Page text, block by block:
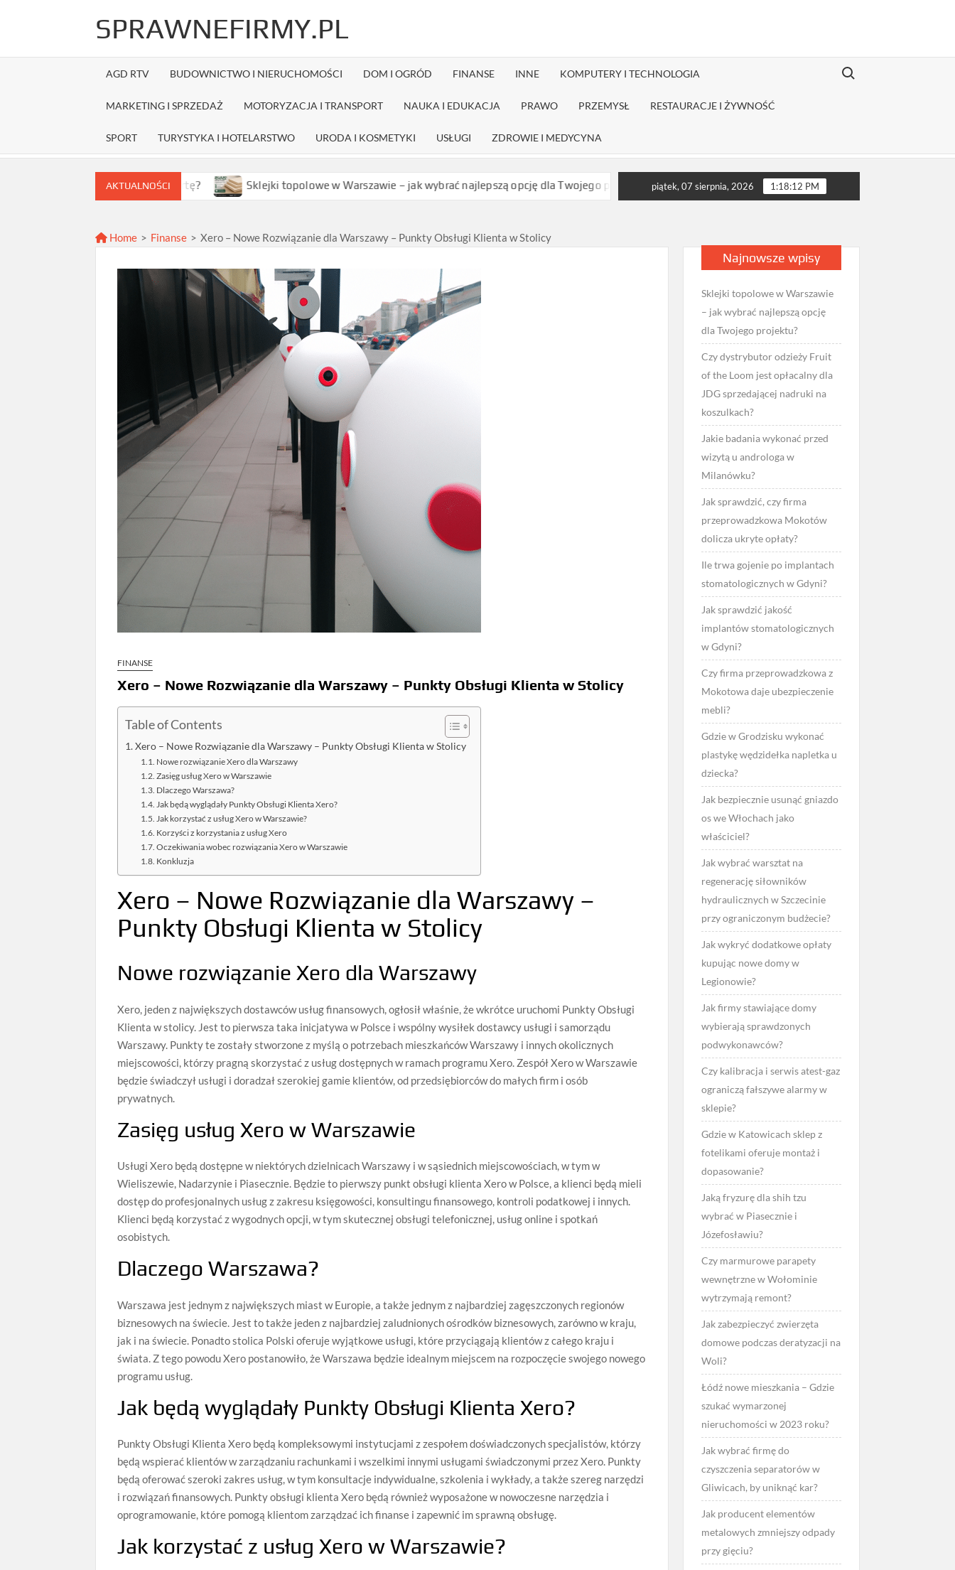
SPRAWNEFIRMY.PL
AGD RTV BUDOWNICTWO I NIERUCHOMOŚCI DOM I OGRÓD FINANSE INNE KOMPUTERY I TECHNOLOGIA
MARKETING I SPRZEDAŻ MOTORYZACJA I TRANSPORT NAUKA I EDUKACJA PRAWO PRZEMYSŁ RESTAURACJE I ŻYWNOŚĆ
SPORT TURYSTYKA I HOTELARSTWO URODA I KOSMETYKI USŁUGI ZDROWIE I MEDYCYNA
Search for:
AKTUALNOŚCI
wybrać najlepszą ofertę? Sklejki topolowe w Warszawie – jak wybrać najlepszą opcję dla Twojego projektu? Czy dystrybutor odzieży Fruit of the Loom jest opłacalny dla JDG
piątek, 07 sierpnia, 2026 1:18:13 PM
Home > Finanse > Xero – Nowe Rozwiązanie dla Warszawy – Punkty Obsługi Klienta w Stolicy
FINANSE
Xero – Nowe Rozwiązanie dla Warszawy – Punkty Obsługi Klienta w Stolicy
Table of Contents
Xero – Nowe Rozwiązanie dla Warszawy – Punkty Obsługi Klienta w Stolicy
Nowe rozwiązanie Xero dla Warszawy
Zasięg usług Xero w Warszawie
Dlaczego Warszawa?
Jak będą wyglądały Punkty Obsługi Klienta Xero?
Jak korzystać z usług Xero w Warszawie?
Korzyści z korzystania z usług Xero
Oczekiwania wobec rozwiązania Xero w Warszawie
Konkluzja
Xero – Nowe Rozwiązanie dla Warszawy –
Punkty Obsługi Klienta w Stolicy
Nowe rozwiązanie Xero dla Warszawy
Xero, jeden z największych dostawców usług finansowych, ogłosił właśnie, że wkrótce uruchomi Punkty Obsługi
Klienta w stolicy. Jest to pierwsza taka inicjatywa w Polsce i wspólny wysiłek dostawcy usługi i samorządu
Warszawy. Punkty te zostały stworzone z myślą o potrzebach mieszkańców Warszawy i innych okolicznych
miejscowości, którzy pragną skorzystać z usług dostępnych w ramach programu Xero. Zespół Xero w Warszawie
będzie świadczył usługi i doradzał szerokiej gamie klientów, od przedsiębiorców do małych firm i osób
prywatnych.
Zasięg usług Xero w Warszawie
Usługi Xero będą dostępne w niektórych dzielnicach Warszawy i w sąsiednich miejscowościach, w tym w
Wieliszewie, Nadarzynie i Piasecznie. Będzie to pierwszy punkt obsługi klienta Xero w Polsce, a klienci będą mieli
dostęp do profesjonalnych usług z zakresu księgowości, konsultingu finansowego, kontroli podatkowej i innych.
Klienci będą korzystać z wygodnych opcji, w tym skutecznej obsługi telefonicznej, usług online i spotkań
osobistych.
Dlaczego Warszawa?
Warszawa jest jednym z największych miast w Europie, a także jednym z najbardziej zagęszczonych regionów
biznesowych na świecie. Jest to także jeden z najbardziej zaludnionych ośrodków biznesowych, zarówno w kraju,
jak i na świecie. Ponadto stolica Polski oferuje wyjątkowe usługi, które przyciągają klientów z całego kraju i
świata. Z tego powodu Xero postanowiło, że Warszawa będzie idealnym miejscem na rozpoczęcie swojego nowego
programu usług.
Jak będą wyglądały Punkty Obsługi Klienta Xero?
Punkty Obsługi Klienta Xero będą kompleksowymi instytucjami z zespołem doświadczonych specjalistów, którzy
będą wspierać klientów w zarządzaniu rachunkami i wszelkimi innymi usługami świadczonymi przez Xero. Punkty
będą oferować szeroki zakres usług, w tym konsultacje indywidualne, szkolenia i wykłady, a także szereg narzędzi
i rozwiązań finansowych. Punkty obsługi klienta Xero będą również wyposażone w nowoczesne narzędzia i
oprogramowanie, które pomogą klientom zarządzać ich finanse i zapewnić im sprawną obsługę.
Jak korzystać z usług Xero w Warszawie?
Najnowsze wpisy
Sklejki topolowe w Warszawie
– jak wybrać najlepszą opcję
dla Twojego projektu?
Czy dystrybutor odzieży Fruit
of the Loom jest opłacalny dla
JDG sprzedającej nadruki na
koszulkach?
Jakie badania wykonać przed
wizytą u androloga w
Milanówku?
Jak sprawdzić, czy firma
przeprowadzkowa Mokotów
dolicza ukryte opłaty?
Ile trwa gojenie po implantach
stomatologicznych w Gdyni?
Jak sprawdzić jakość
implantów stomatologicznych
w Gdyni?
Czy firma przeprowadzkowa z
Mokotowa daje ubezpieczenie
mebli?
Gdzie w Grodzisku wykonać
plastykę wędzidełka napletka u
dziecka?
Jak bezpiecznie usunąć gniazdo
os we Włochach jako
właściciel?
Jak wybrać warsztat na
regenerację siłowników
hydraulicznych w Szczecinie
przy ograniczonym budżecie?
Jak wykryć dodatkowe opłaty
kupując nowe domy w
Legionowie?
Jak firmy stawiające domy
wybierają sprawdzonych
podwykonawców?
Czy kalibracja i serwis atest-gaz
ograniczą fałszywe alarmy w
sklepie?
Gdzie w Katowicach sklep z
fotelikami oferuje montaż i
dopasowanie?
Jaką fryzurę dla shih tzu
wybrać w Piasecznie i
Józefosławiu?
Czy marmurowe parapety
wewnętrzne w Wołominie
wytrzymają remont?
Jak zabezpieczyć zwierzęta
domowe podczas deratyzacji na
Woli?
Łódź nowe mieszkania – Gdzie
szukać wymarzonej
nieruchomości w 2023 roku?
Jak wybrać firmę do
czyszczenia separatorów w
Gliwicach, by uniknąć kar?
Jak producent elementów
metalowych zmniejszy odpady
przy gięciu?